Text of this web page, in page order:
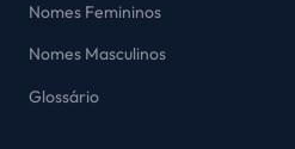
Nomes Femininos
Nomes Masculinos
Glossário